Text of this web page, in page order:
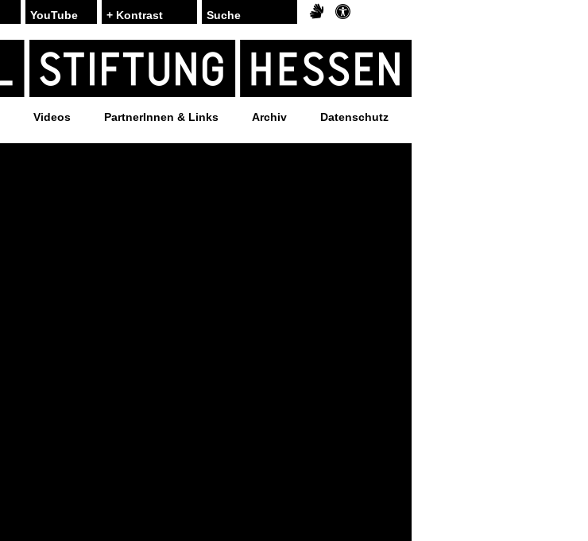
YouTube + Kontrast
Videos PartnerInnen & Links Archiv Datenschutz